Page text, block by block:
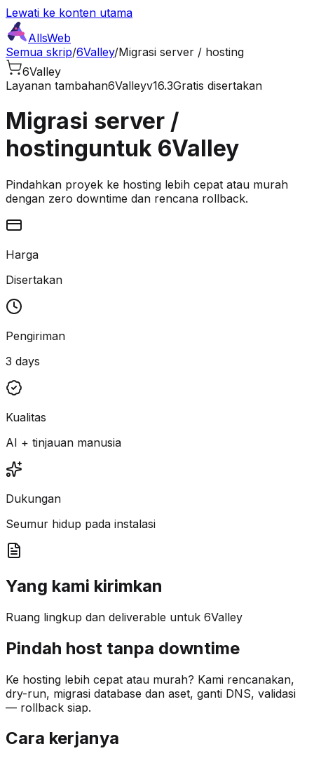
Lewati ke konten utama
AllsWeb
Semua skrip/6Valley/Migrasi server / hosting
6Valley
Layanan tambahan6Valleyv16.3Gratis disertakan
Migrasi server /
hostinguntuk 6Valley
Pindahkan proyek ke hosting lebih cepat atau murah
dengan zero downtime dan rencana rollback.
Harga
Disertakan
Pengiriman
3 days
Kualitas
AI + tinjauan manusia
Dukungan
Seumur hidup pada instalasi
Yang kami kirimkan
Ruang lingkup dan deliverable untuk 6Valley
Pindah host tanpa downtime
Ke hosting lebih cepat atau murah? Kami rencanakan,
dry-run, migrasi database dan aset, ganti DNS, validasi
— rollback siap.
Cara kerjanya